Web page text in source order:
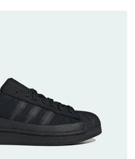
PUMA Voyage NITRO™ 4
氣中底注入，回彈與防滑兼具的
On Cloudhorizon 2 WP：腳
的防水輕越野鞋